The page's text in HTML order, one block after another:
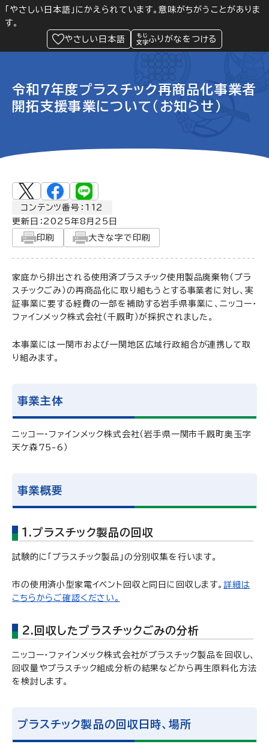
「やさしい日本語」にかえられています。意味がちがうことがありま
す。
やさしい日本語
ふりがなをつける
Language 閲覧支援
緊急情報
令和7年度プラスチック再商品化事業者
開拓支援事業について（お知らせ）
コンテンツ番号：112
更新日： 2025年8月25日
印刷
大きな字で印刷
家庭から排出される使用済プラスチック使用製品廃棄物（プラ
スチックごみ）の再商品化に取り組もうとする事業者に対し、実
証事業に要する経費の一部を補助する岩手県事業に、ニッコー・
ファインメック株式会社（千厩町）が採択されました。
本事業には一関市および一関地区広域行政組合が連携して取
り組みます。
事業主体
ニッコー・ファインメック株式会社（岩手県一関市千厩町奥玉字
天ケ森75-6）
事業概要
1.プラスチック製品の回収
試験的に「プラスチック製品」の分別収集を行います。
市の使用済小型家電イベント回収と同日に回収します。 詳細は
こちらからご確認ください。
2.回収したプラスチックごみの分析
ニッコー・ファインメック株式会社がプラスチック製品を回収し、
回収量やプラスチック組成分析の結果などから再生原料化方法
を検討します。
プラスチック製品の回収日時、場所